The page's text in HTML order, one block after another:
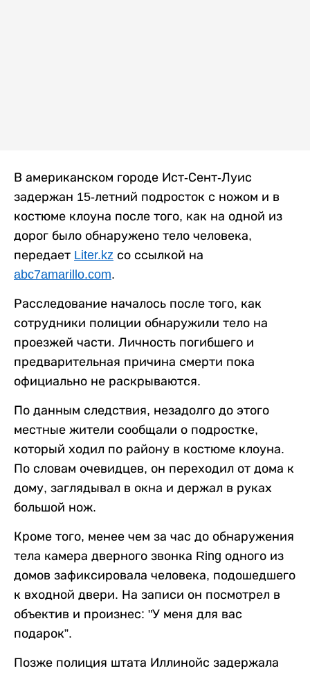
В американском городе Ист-Сент-Луис
задержан 15-летний подросток с ножом и в
костюме клоуна после того, как на одной из
дорог было обнаружено тело человека,
передает Liter.kz со ссылкой на
abc7amarillo.com.
Расследование началось после того, как
сотрудники полиции обнаружили тело на
проезжей части. Личность погибшего и
предварительная причина смерти пока
официально не раскрываются.
По данным следствия, незадолго до этого
местные жители сообщали о подростке,
который ходил по району в костюме клоуна.
По словам очевидцев, он переходил от дома к
дому, заглядывал в окна и держал в руках
большой нож.
Кроме того, менее чем за час до обнаружения
тела камера дверного звонка Ring одного из
домов зафиксировала человека, подошедшего
к входной двери. На записи он посмотрел в
объектив и произнес: "У меня для вас
подарок”.
Позже полиция штата Иллинойс задержала